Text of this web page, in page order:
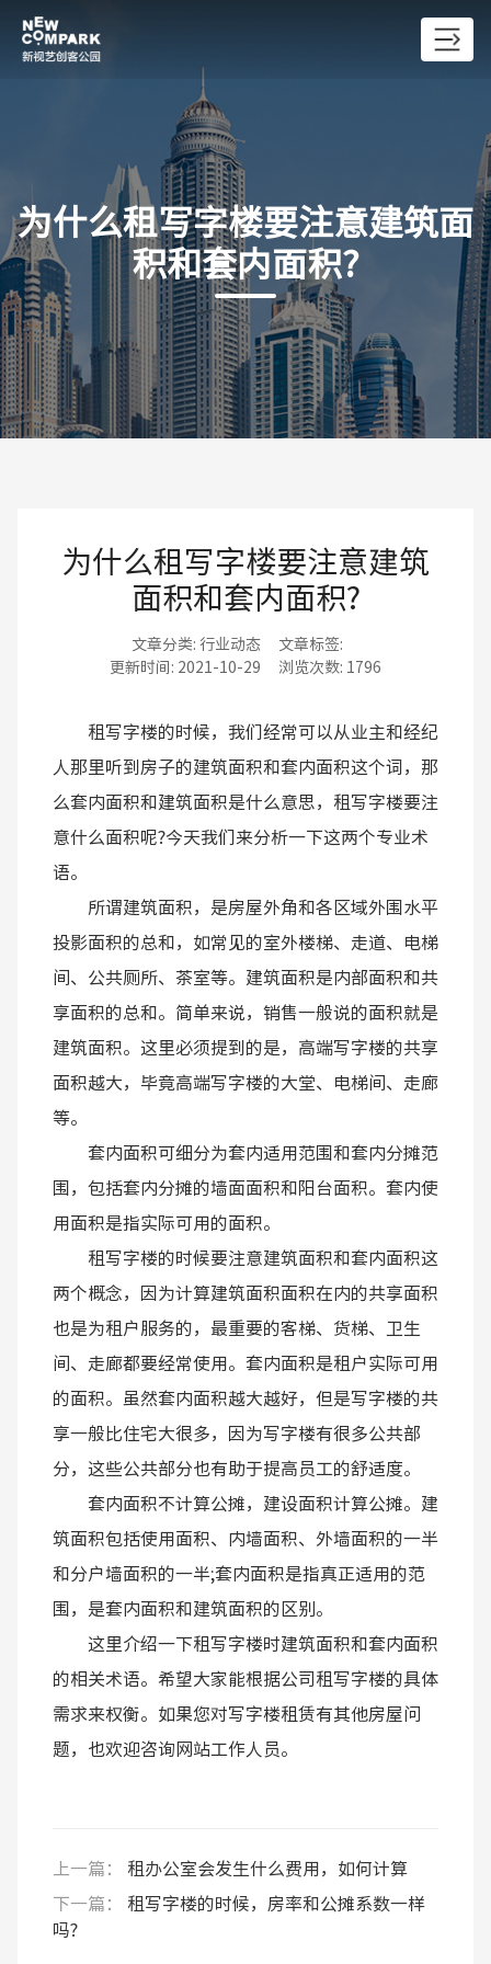
为什么租写字楼要注意建筑面
积和套内面积?
为什么租写字楼要注意建筑
面积和套内面积?
文章分类: 行业动态
文章标签:
更新时间: 2021-10-29 浏览次数: 1796
租写字楼的时候，我们经常可以从业主和经纪
人那里听到房子的建筑面积和套内面积这个词，那
么套内面积和建筑面积是什么意思，租写字楼要注
意什么面积呢?今天我们来分析一下这两个专业术
语。
所谓建筑面积，是房屋外角和各区域外围水平
投影面积的总和，如常见的室外楼梯、走道、电梯
间、公共厕所、茶室等。建筑面积是内部面积和共
享面积的总和。简单来说，销售一般说的面积就是
建筑面积。这里必须提到的是，高端写字楼的共享
面积越大，毕竟高端写字楼的大堂、电梯间、走廊
等。
套内面积可细分为套内适用范围和套内分摊范
围，包括套内分摊的墙面面积和阳台面积。套内使
用面积是指实际可用的面积。
租写字楼的时候要注意建筑面积和套内面积这
两个概念，因为计算建筑面积面积在内的共享面积
也是为租户服务的，最重要的客梯、货梯、卫生
间、走廊都要经常使用。套内面积是租户实际可用
的面积。虽然套内面积越大越好，但是写字楼的共
享一般比住宅大很多，因为写字楼有很多公共部
分，这些公共部分也有助于提高员工的舒适度。
套内面积不计算公摊，建设面积计算公摊。建
筑面积包括使用面积、内墙面积、外墙面积的一半
和分户墙面积的一半;套内面积是指真正适用的范
围，是套内面积和建筑面积的区别。
这里介绍一下租写字楼时建筑面积和套内面积
的相关术语。希望大家能根据公司租写字楼的具体
需求来权衡。如果您对写字楼租赁有其他房屋问
题，也欢迎咨询网站工作人员。
上一篇：
租办公室会发生什么费用，如何计算
下一篇：
租写字楼的时候，房率和公摊系数一样
吗?